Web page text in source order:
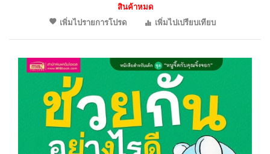
สินค้าหมด
เพิ่มไปรายการโปรด
เพิ่มไปเปรียบเทียบ